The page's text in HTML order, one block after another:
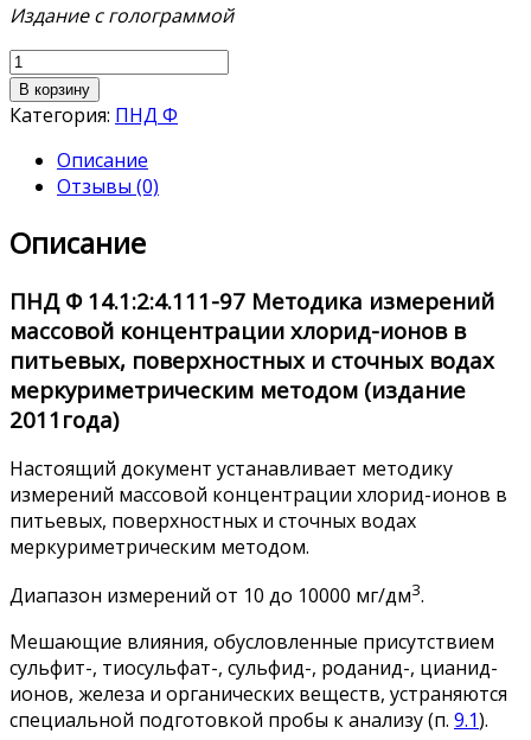
Издание с голограммой
Количество
товара
ПНД
14.1:2:4.111-
В корзину
Категория: ПНД Ф
Описание
Отзывы (0)
Описание
ПНД Ф 14.1:2:4.111-97 Методика измерений
массовой концентрации хлорид-ионов в
питьевых, поверхностных и сточных водах
меркуриметрическим методом (издание
2011года)
Настоящий документ устанавливает методику
измерений массовой концентрации хлорид-ионов в
питьевых, поверхностных и сточных водах
меркуриметрическим методом.
Диапазон измерений от 10 до 10000 мг/дм3.
Мешающие влияния, обусловленные присутствием
сульфит-, тиосульфат-, сульфид-, роданид-, цианид-
ионов, железа и органических веществ, устраняются
специальной подготовкой пробы к анализу (п. 9.1).